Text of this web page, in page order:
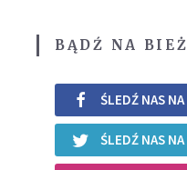
BĄDŹ NA
ŚLEDŹ NAS
ŚLEDŹ NAS